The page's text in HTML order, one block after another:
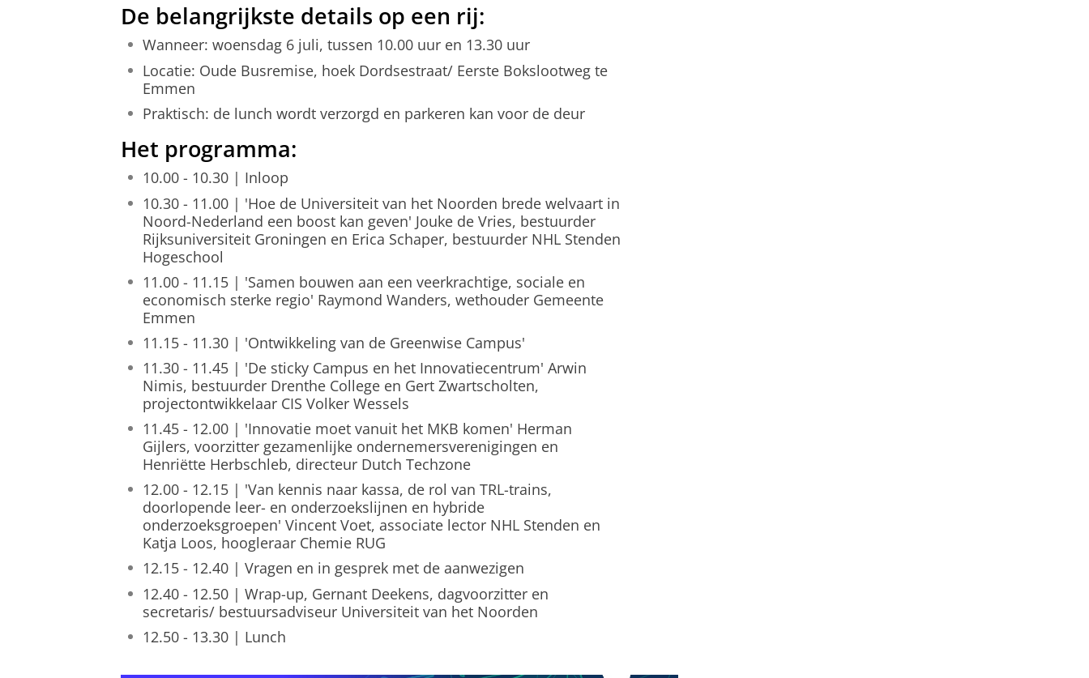
De belangrijkste details op een rij:
Wanneer: woensdag 6 juli, tussen 10.00 uur en 13.30 uur
Locatie: Oude Busremise, hoek Dordsestraat/ Eerste Bokslootweg te
Emmen
Praktisch: de lunch wordt verzorgd en parkeren kan voor de deur
Het programma:
10.00 - 10.30 | Inloop
10.30 - 11.00 | 'Hoe de Universiteit van het Noorden brede welvaart in
Noord-Nederland een boost kan geven' Jouke de Vries, bestuurder
Rijksuniversiteit Groningen en Erica Schaper, bestuurder NHL Stenden
Hogeschool
11.00 - 11.15 | 'Samen bouwen aan een veerkrachtige, sociale en
economisch sterke regio' Raymond Wanders, wethouder Gemeente
Emmen
11.15 - 11.30 | 'Ontwikkeling van de Greenwise Campus'
11.30 - 11.45 | 'De sticky Campus en het Innovatiecentrum' Arwin
Nimis, bestuurder Drenthe College en Gert Zwartscholten,
projectontwikkelaar CIS Volker Wessels
11.45 - 12.00 | 'Innovatie moet vanuit het MKB komen' Herman
Gijlers, voorzitter gezamenlijke ondernemersverenigingen en
Henriëtte Herbschleb, directeur Dutch Techzone
12.00 - 12.15 | 'Van kennis naar kassa, de rol van TRL-trains,
doorlopende leer- en onderzoekslijnen en hybride
onderzoeksgroepen' Vincent Voet, associate lector NHL Stenden en
Katja Loos, hoogleraar Chemie RUG
12.15 - 12.40 | Vragen en in gesprek met de aanwezigen
12.40 - 12.50 | Wrap-up, Gernant Deekens, dagvoorzitter en
secretaris/ bestuursadviseur Universiteit van het Noorden
12.50 - 13.30 | Lunch